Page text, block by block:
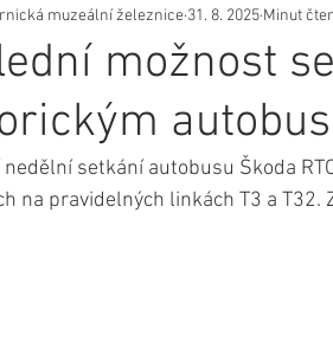
možnost
muzeální železnice 31. 8. 2025 Minut
setkání autobusu Škoda
na pravidelných linkách T3 a